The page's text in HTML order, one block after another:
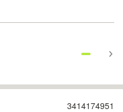
3414174951